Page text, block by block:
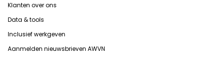
Klanten over ons
Data & tools
Inclusief werkgeven
Aanmelden nieuwsbrieven AWVN